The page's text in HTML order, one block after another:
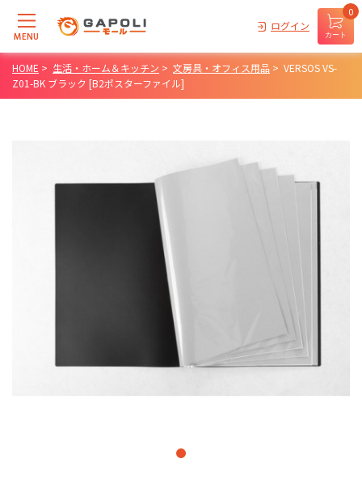
MENU
ログイン
カート
0
HOME > 生活・ホーム＆キッチン > 文房具・オフィス用品 > VERSOS VS-
Z01-BK ブラック [B2ポスターファイル]